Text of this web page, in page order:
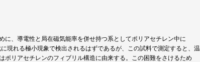
、導電性と局在磁気能率を併せ持つ系としてポリアセチレン中に
現れる極小現象で検出されるはずであるが、この試料で測定すると、温
リアセチレンのフィブリル構造に由来する。この困難をさけるため